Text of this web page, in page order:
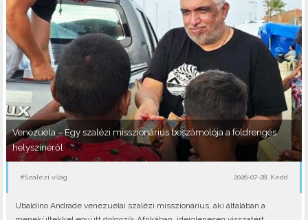
Venezuela – Egy szalézi misszionárius beszámolója a földrengés
helyszínéről
#Szalézi világ 2026-07-28, Kedd
Ubaldino Andrade venezuelai szalézi misszionárius, aki általában a